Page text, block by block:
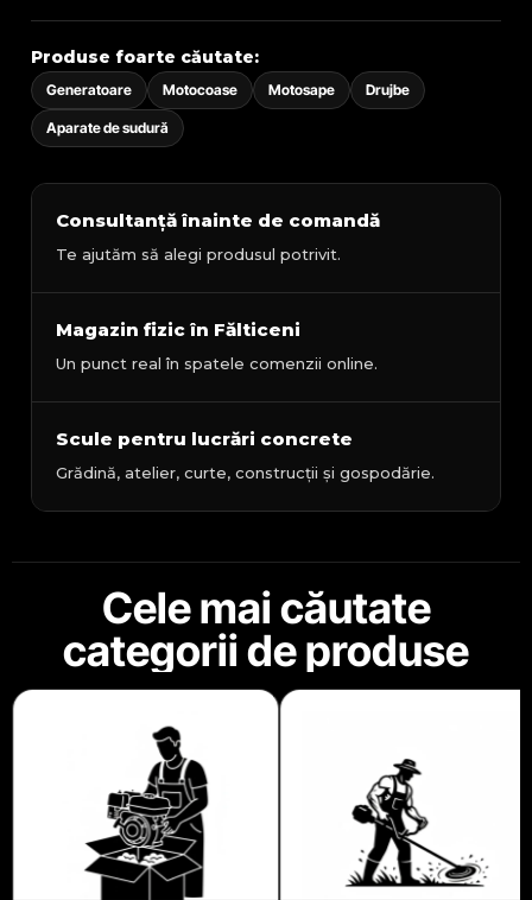
Produse foarte căutate:
Generatoare Motocoase Motosape Drujbe
Aparate de sudură
Consultanță înainte de comandă
Te ajutăm să alegi produsul potrivit.
Magazin fizic în Fălticeni
Un punct real în spatele comenzii online.
Scule pentru lucrări concrete
Grădină, atelier, curte, construcții și gospodărie.
Cele mai căutate
categorii de produse